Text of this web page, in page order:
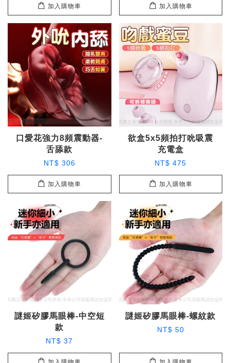
加入購物車 加入購物車
口愛花強力8頻震動器-
舌舔款
NT$ 306
加入購物車
欲盒5x5頻拍打吮吸震
充電盒
NT$ 475
加入購物車
謎姬矽膠馬眼棒-中空短
款
NT$ 37
謎姬矽膠馬眼棒-螺紋款
NT$ 50